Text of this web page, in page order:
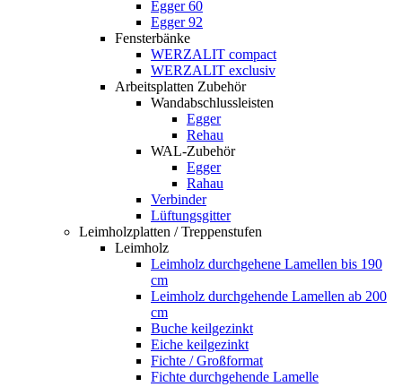
Egger 60
Egger 92
Fensterbänke
WERZALIT compact
WERZALIT exclusiv
Arbeitsplatten Zubehör
Wandabschlussleisten
Egger
Rehau
WAL-Zubehör
Egger
Rahau
Verbinder
Lüftungsgitter
Leimholzplatten / Treppenstufen
Leimholz
Leimholz durchgehene Lamellen bis 190
cm
Leimholz durchgehende Lamellen ab 200
cm
Buche keilgezinkt
Eiche keilgezinkt
Fichte / Großformat
Fichte durchgehende Lamelle